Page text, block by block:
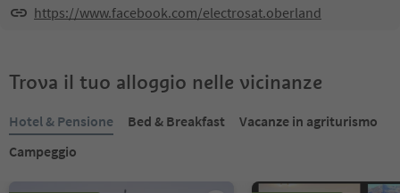
https://www.facebook.com/electrosat.oberland
Trova il tuo alloggio nelle vicinanze
Hotel & Pensione Bed & Breakfast
Vacanze in agriturismo
Campeggio